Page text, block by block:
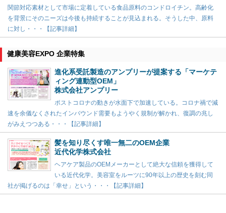
関節対応素材として市場に定着している食品原料のコンドロイチン。高齢化
を背景にそのニーズは今後も持続することが見込まれる。そうした中、原料
に対し・・・【記事詳細】
健康美容EXPO 企業特集
進化系受託製造のアンプリーが提案する「マーケテ
ィング連動型OEM」
株式会社アンプリー
ポストコロナの動きが水面下で加速している。コロナ禍で減
速を余儀なくされたインバウンド需要もようやく規制が解かれ、復調の兆し
がみえつつある・・・【記事詳細】
髪を知り尽くす唯一無二のOEM企業
近代化学株式会社
ヘアケア製品のOEMメーカーとして絶大な信頼を獲得して
いる近代化学。美容室をルーツに90年以上の歴史を刻む同
社が掲げるのは「幸せ」という・・・【記事詳細】